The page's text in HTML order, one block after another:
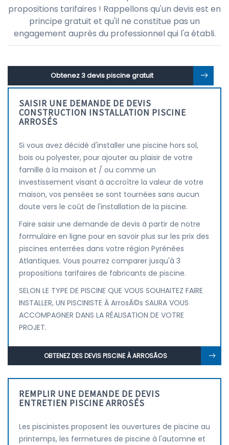
propositions tarifaires ! Rappellons qu'un devis est en
principe gratuit et qu'il ne constitue pas un
engagement auprès du professionnel qui l'a établi.
Obtenez 3 devis piscine gratuit
SAISIR UNE DEMANDE DE DEVIS
CONSTRUCTION INSTALLATION PISCINE
ARROSÉS
Si vous avez décidé d'installer une piscine hors sol,
bois ou polyester, pour ajouter au plaisir de votre
famille à la maison et / ou comme un
investissement visant à accroître la valeur de votre
maison, vos pensées se sont tournées sans aucun
doute vers le coût de l'installation de la piscine.
Faire saisir une demande de devis à partir de notre
formulaire en ligne pour en savoir plus sur les prix des
piscines enterrées dans votre région Pyrénées
Atlantiques. Vous pourrez comparer jusqu'à 3
propositions tarifaires de fabricants de piscine.
SELON LE TYPE DE PISCINE QUE VOUS SOUHAITEZ FAIRE
INSTALLER, UN PISCINISTE À ArrosÃ©s SAURA VOUS
ACCOMPAGNER DANS LA RÉALISATION DE VOTRE
PROJET.
OBTENEZ DES DEVIS PISCINE À ARROSÃ©S
REMPLIR UNE DEMANDE DE DEVIS
ENTRETIEN PISCINE ARROSÉS
Les piscinistes proposent les ouvertures de piscine au
printemps, les fermetures de piscine à l'automne et